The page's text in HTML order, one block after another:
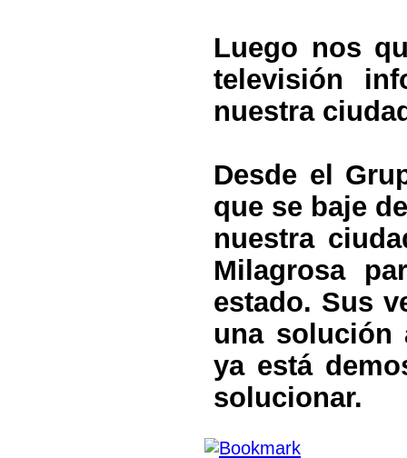
Luego nos
televisión
nuestra
Desde el
que se baje
nuestra
Milagrosa
estado. Sus
una solución
ya está
solucionar.